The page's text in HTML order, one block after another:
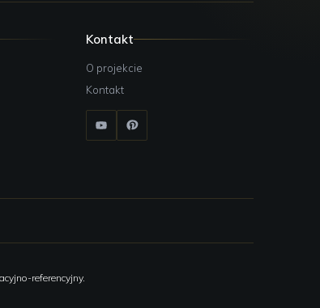
Kontakt
O projekcie
Kontakt
referencyjny.